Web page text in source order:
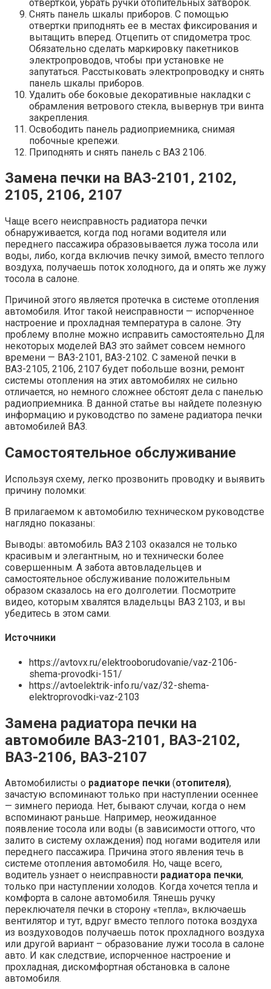
отверткой, убрать ручки отопительных затворок.
Снять панель шкалы приборов. С помощью
отвертки приподнять ее в местах фиксирования и
вытащить вперед. Отцепить от спидометра трос.
Обязательно сделать маркировку пакетников
электропроводов, чтобы при установке не
запутаться. Расстыковать электропроводку и снять
панель шкалы приборов.
Удалить обе боковые декоративные накладки с
обрамления ветрового стекла, вывернув три винта
закрепления.
Освободить панель радиоприемника, снимая
побочные крепежи.
Приподнять и снять панель с ВАЗ 2106.
Замена печки на ВАЗ-2101, 2102,
2105, 2106, 2107
Чаще всего неисправность радиатора печки
обнаруживается, когда под ногами водителя или
переднего пассажира образовывается лужа тосола или
воды, либо, когда включив печку зимой, вместо теплого
воздуха, получаешь поток холодного, да и опять же лужу
тосола в салоне.
Причиной этого является протечка в системе отопления
автомобиля. Итог такой неисправности — испорченное
настроение и прохладная температура в салоне. Эту
проблему вполне можно исправить самостоятельно Для
некоторых моделей ВАЗ это займет совсем немного
времени — ВАЗ-2101, ВАЗ-2102. С заменой печки в
ВАЗ-2105, 2106, 2107 будет побольше возни, ремонт
системы отопления на этих автомобилях не сильно
отличается, но немного сложнее обстоят дела с панелью
радиоприемника. В данной статье вы найдете полезную
информацию и руководство по замене радиатора печки
автомобилей ВАЗ.
Самостоятельное обслуживание
Используя схему, легко прозвонить проводку и выявить
причину поломки:
В прилагаемом к автомобилю техническом руководстве
наглядно показаны:
Выводы: автомобиль ВАЗ 2103 оказался не только
красивым и элегантным, но и технически более
совершенным. А забота автовладельцев и
самостоятельное обслуживание положительным
образом сказалось на его долголетии. Посмотрите
видео, которым хвалятся владельцы ВАЗ 2103, и вы
убедитесь в этом сами.
Источники
https://avtovx.ru/elektrooborudovanie/vaz-2106-
shema-provodki-151/
https://avtoelektrik-info.ru/vaz/32-shema-
elektroprovodki-vaz-2103
Замена радиатора печки на
автомобиле ВАЗ-2101, ВАЗ-2102,
ВАЗ-2106, ВАЗ-2107
Автомобилисты о радиаторе печки (отопителя),
зачастую вспоминают только при наступлении осеннее
— зимнего периода. Нет, бывают случаи, когда о нем
вспоминают раньше. Например, неожиданное
появление тосола или воды (в зависимости оттого, что
залито в систему охлаждения) под ногами водителя или
переднего пассажира. Причина этого явления течь в
системе отопления автомобиля. Но, чаще всего,
водитель узнает о неисправности радиатора печки,
только при наступлении холодов. Когда хочется тепла и
комфорта в салоне автомобиля. Тянешь ручку
переключателя печки в сторону «тепла», включаешь
вентилятор и тут, вдруг вместо теплого потока воздуха
из воздуховодов получаешь поток прохладного воздуха
или другой вариант – образование лужи тосола в салоне
авто. И как следствие, испорченное настроение и
прохладная, дискомфортная обстановка в салоне
автомобиля.